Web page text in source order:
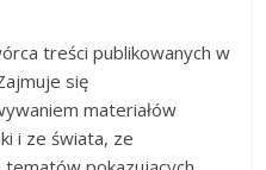
treści publikowanych w
się
materiałów
i ze świata, ze